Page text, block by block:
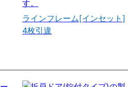
ラインフレーム[インセット]
4枚引違